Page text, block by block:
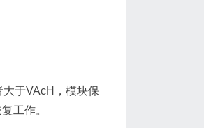
于VAcH，模块保
工作。